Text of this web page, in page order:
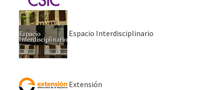
Espacio Interdisciplinario
Extensión